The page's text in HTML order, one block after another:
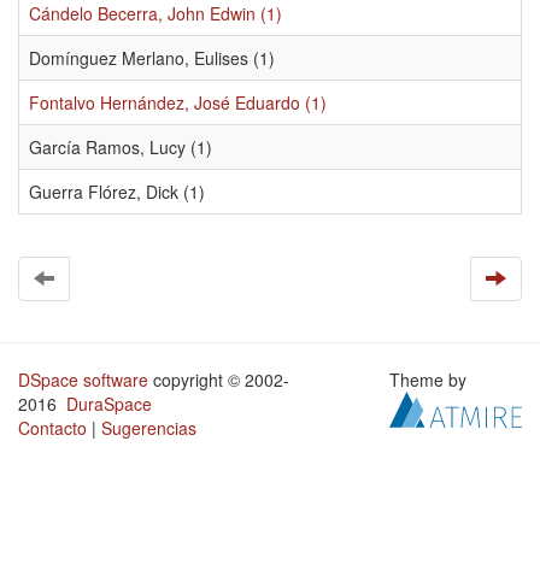
Cándelo Becerra, John Edwin (1)
Domínguez Merlano, Eulises (1)
Fontalvo Hernández, José Eduardo (1)
García Ramos, Lucy (1)
Guerra Flórez, Dick (1)
DSpace software copyright © 2002-
2016 DuraSpace
Contacto | Sugerencias
Theme by